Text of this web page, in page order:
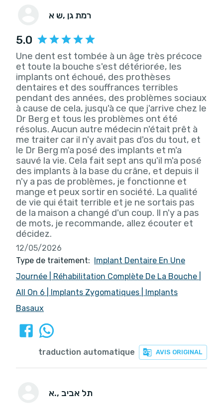
ש א , רמת גן
5.0
Une dent est tombée à un âge très précoce
et toute la bouche s'est détériorée, les
implants ont échoué, des prothèses
dentaires et des souffrances terribles
pendant des années, des problèmes sociaux
à cause de cela, jusqu'à ce que j'arrive chez le
Dr Berg et tous les problèmes ont été
résolus. Aucun autre médecin n'était prêt à
me traiter car il n'y avait pas d'os du tout, et
le Dr Berg m'a posé des implants et m'a
sauvé la vie. Cela fait sept ans qu'il m'a posé
des implants à la base du crâne, et depuis il
n'y a pas de problèmes, je fonctionne et
mange et peux sortir en société. La qualité
de vie qui était terrible et je ne sortais pas
de la maison a changé d'un coup. Il n'y a pas
de mots, je recommande, allez écouter et
décidez.
12/05/2026
Type de traitement: Implant Dentaire En Une
Journée
Réhabilitation Complète De La Bouche
All On 6
Implants Zygomatiques
Implants
Basaux
AVIS ORIGINAL
traduction automatique
א. , תל אביב